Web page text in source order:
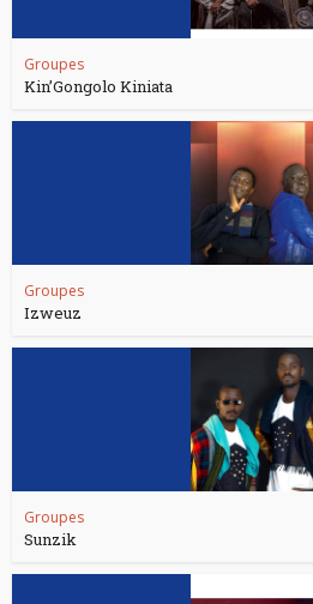
Groupes
Kin’Gongolo Kiniata
Groupes
Izweuz
Groupes
Sunzik